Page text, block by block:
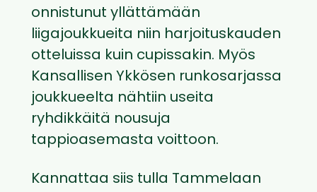
onnistunut yllättämään
liigajoukkueita niin harjoituskauden
otteluissa kuin cupissakin. Myös
Kansallisen Ykkösen runkosarjassa
joukkueelta nähtiin useita
ryhdikkäitä nousuja
tappioasemasta voittoon.
Kannattaa siis tulla Tammelaan